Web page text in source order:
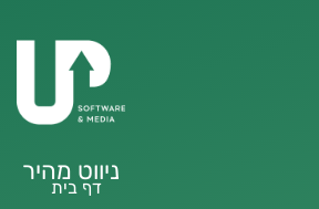
ניווט מהיר
דף בית